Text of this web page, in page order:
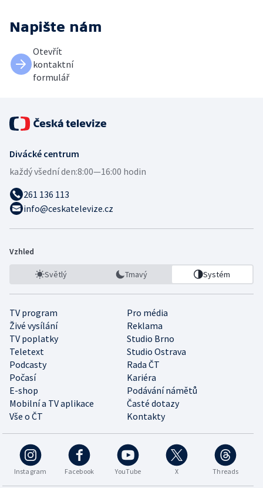
Napište nám
Otevřít
kontaktní
formulář
Divácké centrum
každý všední den:8:00—16:00 hodin
261 136 113
info@ceskatelevize.cz
Vzhled
Světlý Tmavý Systém
TV program
Pro média
Živé vysílání
Reklama
TV poplatky
Studio Brno
Teletext
Studio Ostrava
Podcasty
Rada ČT
Počasí
Kariéra
E-shop
Podávání námětů
Mobilní a TV aplikace
Časté dotazy
Vše o ČT
Kontakty
Instagram Facebook YouTube X Threads